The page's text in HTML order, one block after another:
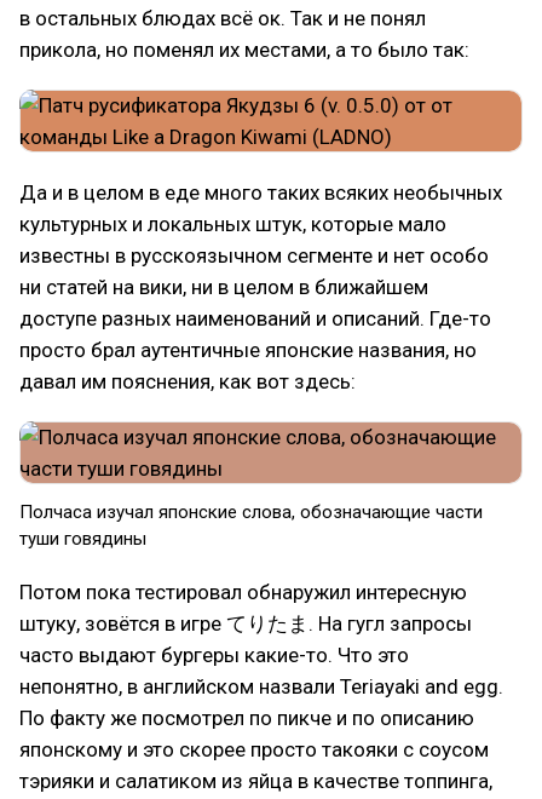
в остальных блюдах всё ок. Так и не понял
прикола, но поменял их местами, а то было так:
Да и в целом в еде много таких всяких необычных
культурных и локальных штук, которые мало
известны в русскоязычном сегменте и нет особо
ни статей на вики, ни в целом в ближайшем
доступе разных наименований и описаний. Где-то
просто брал аутентичные японские названия, но
давал им пояснения, как вот здесь:
Полчаса изучал японские слова, обозначающие части
туши говядины
Потом пока тестировал обнаружил интересную
штуку, зовётся в игре てりたま. На гугл запросы
часто выдают бургеры какие-то. Что это
непонятно, в английском назвали Teriayaki and egg.
По факту же посмотрел по пикче и по описанию
японскому и это скорее просто такояки с соусом
тэрияки и салатиком из яйца в качестве топпинга,